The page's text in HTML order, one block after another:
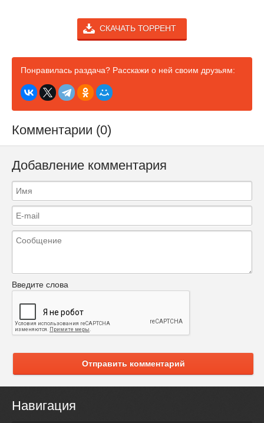
СКАЧАТЬ ТОРРЕНТ
Понравилась раздача? Расскажи о ней своим друзьям:
Комментарии (0)
Добавление комментария
Введите слова
Отправить комментарий
Навигация